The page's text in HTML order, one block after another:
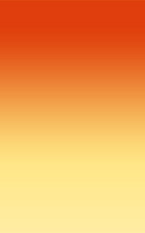
接器、防水接頭、防水連